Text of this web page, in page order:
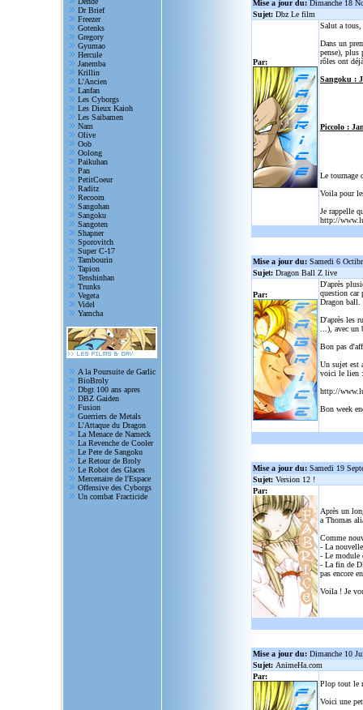
Dr Brief
Freezer
Gotenks
Gregory
Gyumao
Hercule
Janemba
Krillin
L'Ancien
Lanfan
Les Cyborgs
Les Dieux Kaioh
Les Saibamen
Nam
Olive
Oob
Oolong
Paikuhan
Pan
PetitCoeur
Raditz
Recoom
Sangohan
Sangoku
Sangoten
Shapner
Sporovitch
Super C-17
Tambourin
Tapion
Tenshinhan
Trunks
Vegeta
Videl
Yamcha
A la Poursuite de Garlic
BioBroly
Dbgt 100 ans apres
DBZ Gaiden
Fusion
Guerriers de Metals
L'Attaque du Dragon
La Menace de Nameck
La Revenche de Cooler
Le Pere de Sangoku
Le Retour de Broly
Le Robot des Glaces
Mercenaire de l'Espace
Offensive des Cyborgs
Un combat Fracticide
Mise a jour du: Dimanche 18
Sujet: Dbz Le film
Par:
Salut a
Dans un
pense), plus
rôles ont
Sangoku :
Piccolo :
Le tournage
Voila pour
Je rappelle
http://
Mise a jour du: Samedi 6
Sujet: Dragon Ball Z live
Par:
D'après
question car
Dragon ball.
D'après les
...), avec
Bon pas
Un sujet est
voici le lien :
http://
Bon week
Mise a jour du: Samedi 19
Sujet: Version 12 !
Par:
Après un
a Thomas
Comme
- La
- Le module
- La fin de
pas encore
Voila ! Je
Mise a jour du: Dimanche 10
Sujet: AnimeHa.com
Par:
Plop tout le
Voici une